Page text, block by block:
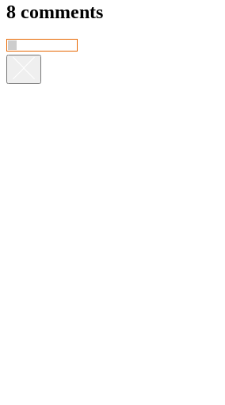
8 comments